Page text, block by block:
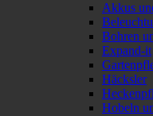
Akkus
Bohren
Expand-it
Häcksler
Hobeln